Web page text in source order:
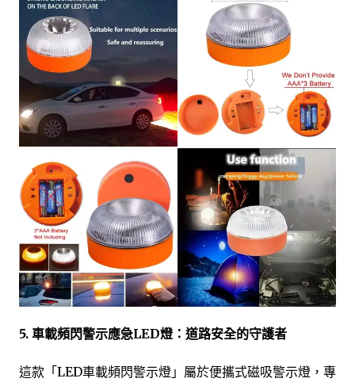
5. 車載頻閃警示應急LED燈：道路安全的守護者
這款「LED車載頻閃警示燈」屬於便攜式磁吸警示燈，專